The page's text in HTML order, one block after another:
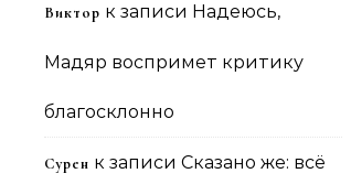
Виктор к записи Надеюсь,
Мадяр воспримет критику
благосклонно
Сурен к записи Сказано же: всё